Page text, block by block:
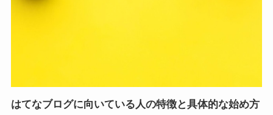
はてなブログに向いている人の特徴と具体的な始め方